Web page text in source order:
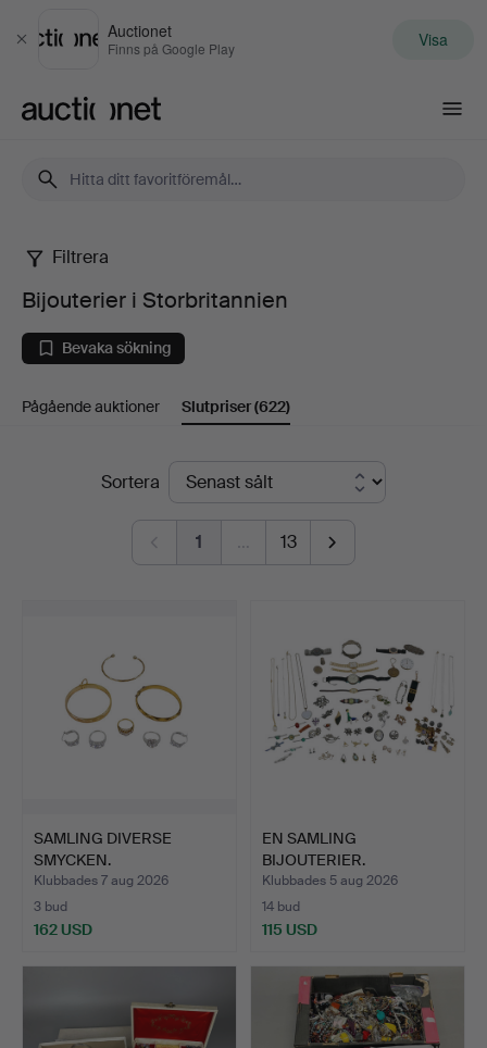
Stäng
Auctionet
Finns på Google Play Visa
Bijouterier
Storbritannien
Filtrera
Bijouterier i Storbritannien
Bevaka sökning
Pågående auktioner Slutpriser(622)
SlutpriserSortera
1 … 13
SAMLING DIVERSE
SMYCKEN.
Klubbades 7 aug 2026
3 bud
162 USD
EN SAMLING
BIJOUTERIER.
Klubbades 5 aug 2026
14 bud
115 USD